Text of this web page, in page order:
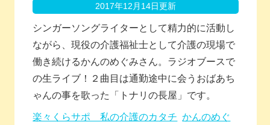
2017年12月14日更新
シンガーソングライターとして精力的に活動し
ながら、現役の介護福祉士として介護の現場で
働き続けるかんのめぐみさん。ラジオブースで
の生ライブ！２曲目は通勤途中に会うおばあち
ゃんの事を歌った「トナリの長屋」です。
楽々くらサポ 私の介護のカタチ かんのめぐ